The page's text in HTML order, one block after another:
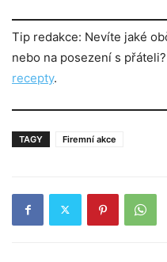
Tip redakce: Nevíte jaké
nebo na posezení s
recepty.
TAGY Firemní akce